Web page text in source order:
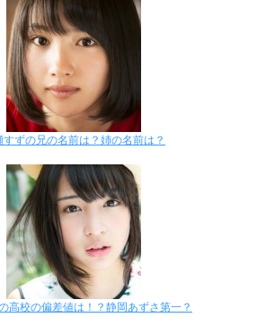
すずの兄の名前は？姉の名前は？
高校の偏差値は！？静岡あずさ第一？